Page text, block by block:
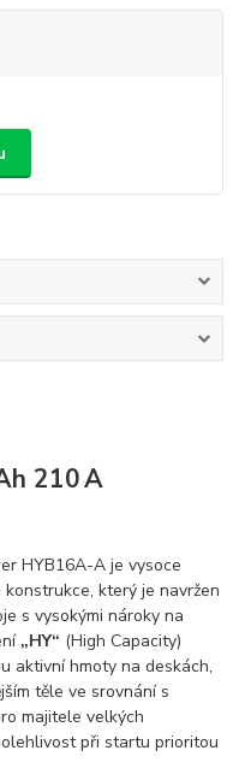
210 A
HYB16A-A je vysoce
který je navržen
s vysokými nároky na
„HY“ (High Capacity)
aktivní hmoty na deskách,
těle ve srovnání s
majitele velkých
při startu prioritou